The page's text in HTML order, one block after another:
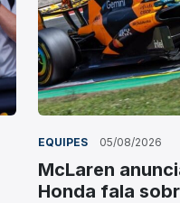
EQUIPES 05/08/2026
McLaren
Honda fala